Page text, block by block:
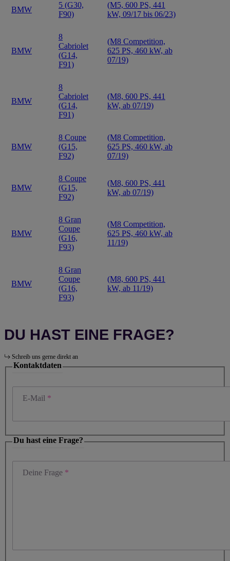
BMW
5 (G30,
F90)
(M5, 600 PS, 441
kW, 09/17 bis 06/23)
BMW
8
Cabriolet
(G14,
F91)
(M8 Competition,
625 PS, 460 kW, ab
07/19)
BMW
8
Cabriolet
(G14,
F91)
(M8, 600 PS, 441
kW, ab 07/19)
BMW
8 Coupe
(G15,
F92)
(M8 Competition,
625 PS, 460 kW, ab
07/19)
BMW
8 Coupe
(G15,
F92)
(M8, 600 PS, 441
kW, ab 07/19)
BMW
8 Gran
Coupe
(G16,
F93)
(M8 Competition,
625 PS, 460 kW, ab
11/19)
BMW
8 Gran
Coupe
(G16,
F93)
(M8, 600 PS, 441
kW, ab 11/19)
DU HAST EINE FRAGE?
Schreib uns gerne direkt an
Kontaktdaten
E-Mail
Du hast eine Frage?
Deine Frage